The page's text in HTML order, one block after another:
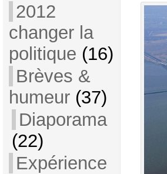
2012
changer la
politique (16)
Brèves &
humeur(37)
Diaporama
(22)
Expérience